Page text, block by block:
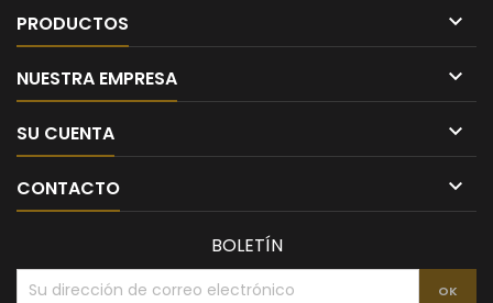
PRODUCTOS 
NUESTRA EMPRESA 
SU CUENTA 
CONTACTO 
BOLETÍN